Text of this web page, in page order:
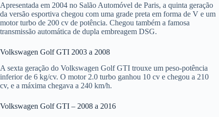
Apresentada em 2004 no Salão Automóvel de Paris, a quinta geração
da versão esportiva chegou com uma grade preta em forma de V e um
motor turbo de 200 cv de potência. Chegou também a famosa
transmissão automática de dupla embreagem DSG.
Volkswagen Golf GTI 2003 a 2008
A sexta geração do Volkswagen Golf GTI trouxe um peso-potência
inferior de 6 kg/cv. O motor 2.0 turbo ganhou 10 cv e chegou a 210
cv, e a máxima chegava a 240 km/h.
Volkswagen Golf GTI – 2008 a 2016